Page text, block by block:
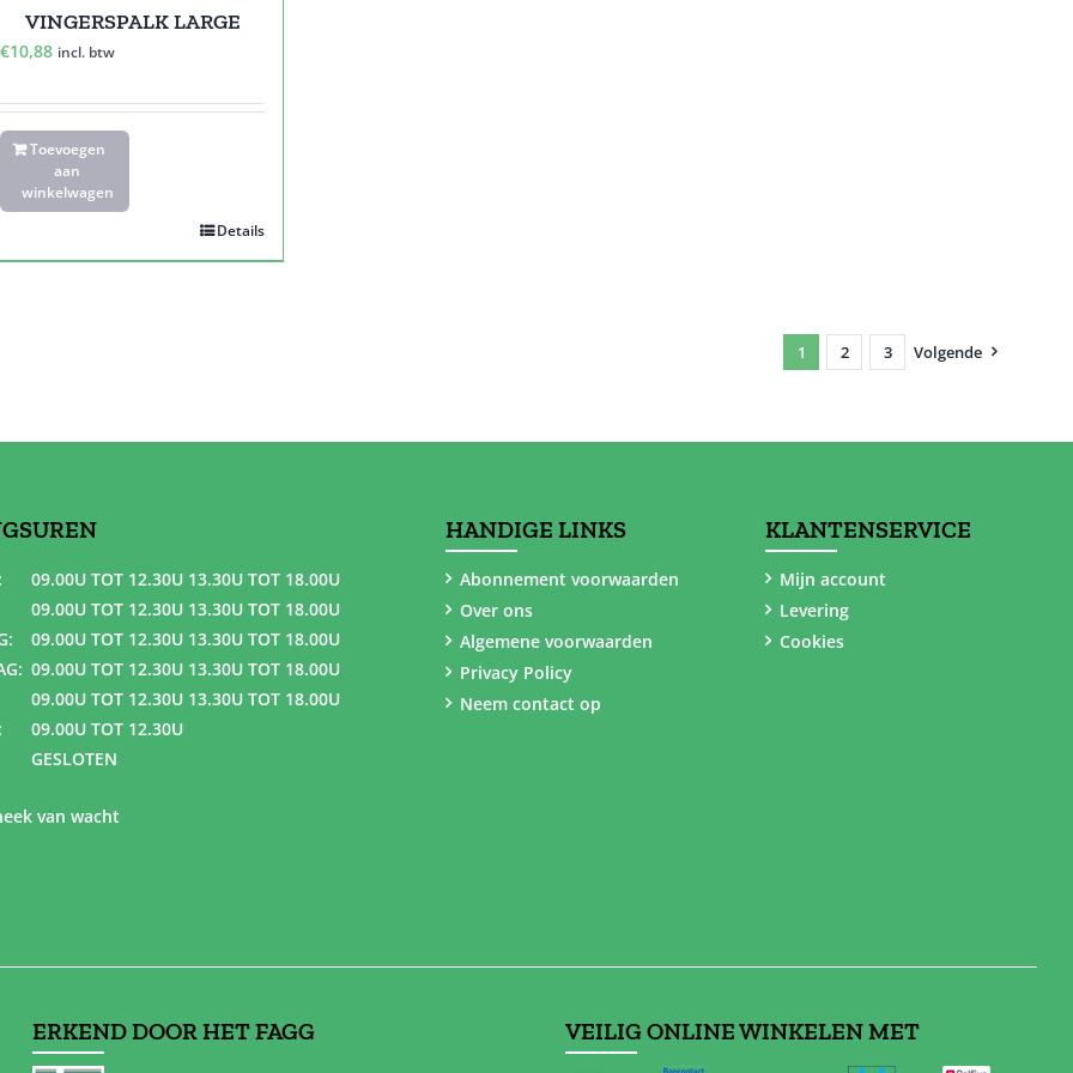
VINGERSPALK LARGE
€10,88 incl. btw
Toevoegen
aan
winkelwagen
Details
1 2 3 Volgende
09.00U TOT 12.30U 13.30U TOT 18.00U
09.00U TOT 12.30U 13.30U TOT 18.00U
09.00U TOT 12.30U 13.30U TOT 18.00U
09.00U TOT 12.30U 13.30U TOT 18.00U
09.00U TOT 12.30U 13.30U TOT 18.00U
09.00U TOT 12.30U
GESLOTEN
van wacht
HANDIGE LINKS
Abonnement voorwaarden
Over ons
Algemene voorwaarden
Privacy Policy
Neem contact op
KLANTENSERVICE
Mijn account
Levering
Cookies
ERKEND DOOR HET FAGG VEILIG ONLINE WINKELEN MET